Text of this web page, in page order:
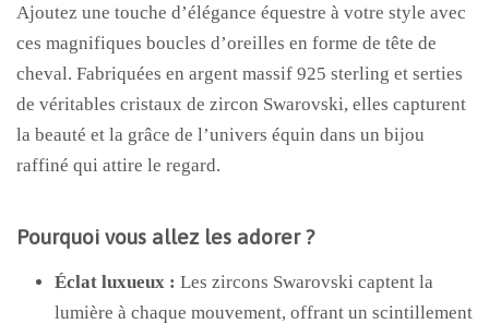
Ajoutez une touche d’élégance équestre à votre style avec
ces magnifiques boucles d’oreilles en forme de tête de
cheval. Fabriquées en argent massif 925 sterling et serties
de véritables cristaux de zircon Swarovski, elles capturent
la beauté et la grâce de l’univers équin dans un bijou
raffiné qui attire le regard.
Pourquoi vous allez les adorer ?
Éclat luxueux : Les zircons Swarovski captent la
lumière à chaque mouvement, offrant un scintillement